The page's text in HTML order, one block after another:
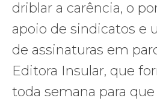
driblar a carência, o
apoio de sindicatos e
de assinaturas em
Editora Insular, que
toda semana para